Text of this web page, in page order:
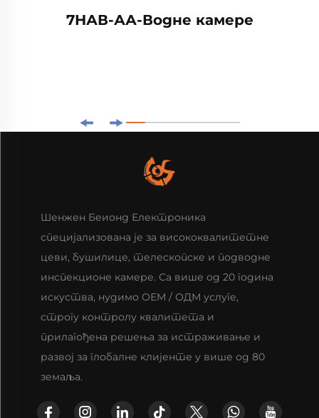
7НАВ-АА-Водне камере
Шенжен Беионд Електроника
специјализована је за висококвалитетне
цеви, бушилице, телескопске и подводне
инспекционе камере. Са више од 20 година
искуства, нудимо ОЕМ / ОДМ услуге,
строгу контролу квалитета и
прилагођена решења за истраживање и
развој за глобалне клијенте у више од 80
земаља.